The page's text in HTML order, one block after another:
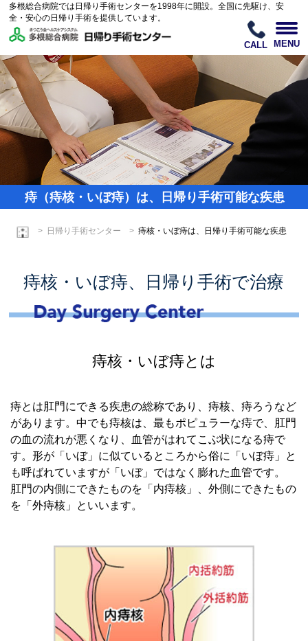
多根総合病院では日帰り手術センターを1998年に開設。全国に先駆け、安
全・安心の日帰り手術を提供しています。
CALL MENU
痔（痔核・いぼ痔）は、日帰り手術可能な疾患
日帰り手術センター 痔核・いぼ痔は、日帰り手術可能な疾患
痔核・いぼ痔、日帰り手術で治療
痔核・いぼ痔とは
痔とは肛門にできる疾患の総称であり、痔核、痔ろうなど
があります。中でも痔核は、最もポピュラーな痔で、肛門
の血の流れが悪くなり、血管がはれてこぶ状になる痔で
す。形が「いぼ」に似ているところから俗に「いぼ痔」と
も呼ばれていますが「いぼ」ではなく膨れた血管です。
肛門の内側にできたものを「内痔核」、外側にできたもの
を「外痔核」といいます。